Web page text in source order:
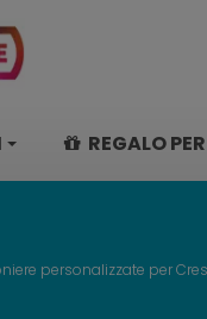
REGALO
personalizzate per